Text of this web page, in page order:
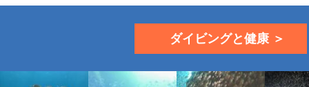
ダイビングと健康 ＞